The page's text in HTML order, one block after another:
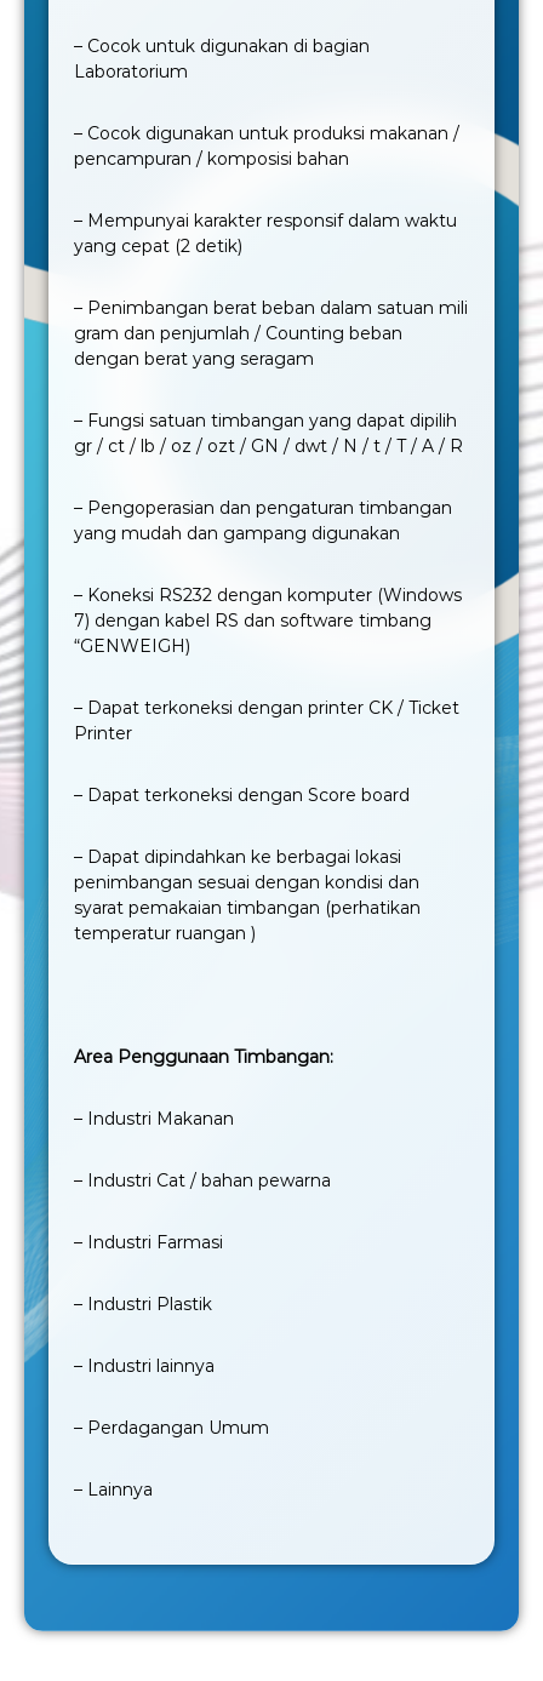
– Cocok untuk digunakan di bagian
Laboratorium
– Cocok digunakan untuk produksi makanan /
pencampuran / komposisi bahan
– Mempunyai karakter responsif dalam waktu
yang cepat (2 detik)
– Penimbangan berat beban dalam satuan mili
gram dan penjumlah / Counting beban
dengan berat yang seragam
– Fungsi satuan timbangan yang dapat dipilih
gr / ct / lb / oz / ozt / GN / dwt / N / t / T / A / R
– Pengoperasian dan pengaturan timbangan
yang mudah dan gampang digunakan
– Koneksi RS232 dengan komputer (Windows
7) dengan kabel RS dan software timbang
“GENWEIGH)
– Dapat terkoneksi dengan printer CK / Ticket
Printer
– Dapat terkoneksi dengan Score board
– Dapat dipindahkan ke berbagai lokasi
penimbangan sesuai dengan kondisi dan
syarat pemakaian timbangan (perhatikan
temperatur ruangan )
Area Penggunaan Timbangan:
– Industri Makanan
– Industri Cat / bahan pewarna
– Industri Farmasi
– Industri Plastik
– Industri lainnya
– Perdagangan Umum
– Lainnya